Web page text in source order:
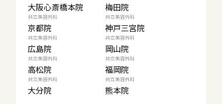
大阪心斎橋本院 梅田院
共立美容外科
京都院
共立美容外科
神戸三宮院
共立美容外科
広島院
共立美容外科
岡山院
共立美容外科
高松院
共立美容外科
福岡院
共立美容外科
大分院
共立美容外科
熊本院